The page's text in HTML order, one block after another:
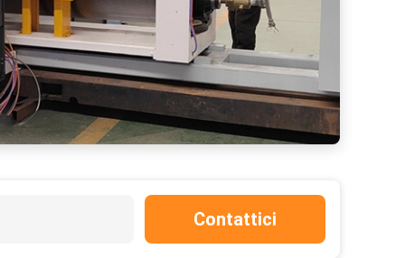
Contattici